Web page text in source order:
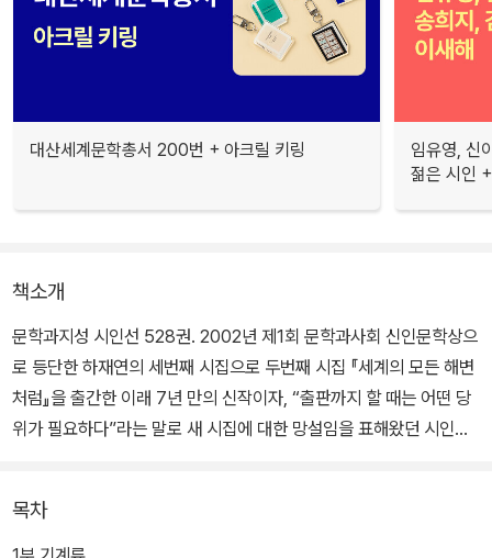
대산세계문학총서 200번 + 아크릴 키링
임유영, 신
젊은 시인
책소개
문학과지성 시인선 528권. 2002년 제1회 문학과사회 신인문학상으
로 등단한 하재연의 세번째 시집으로 두번째 시집 『세계의 모든 해변
처럼』을 출간한 이래 7년 만의 신작이자, “출판까지 할 때는 어떤 당
위가 필요하다”라는 말로 새 시집에 대한 망설임을 표해왔던 시인이
처음 만났을 때도 마지막에 헤어질 때도 쓸 수 있는 단어 “안녕”. 시인
이 건네는 것은 시작의 인사일까, 끝맺음의 인사일까. 끝과 시작을 일
목차